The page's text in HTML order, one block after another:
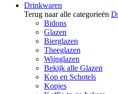
Drinkwaren
Terug naar alle categorieën
Bidons
Glazen
Bierglazen
Theeglazen
Wijnglazen
Bekijk alle Glazen
Kop en Schotels
Kopjes